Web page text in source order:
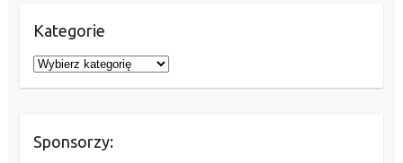
Kategorie
K
a
g
Sponsorzy: